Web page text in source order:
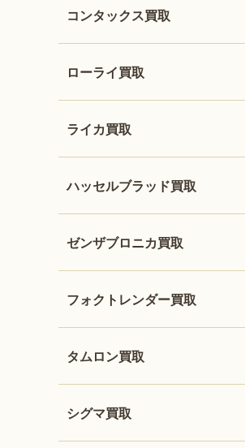
コンタックス買取
ローライ買取
ライカ買取
ハッセルブラッド買取
ゼンザブロニカ買取
フォクトレンダー買取
タムロン買取
シグマ買取